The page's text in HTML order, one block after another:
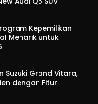
Kepemilikan
Menarik untuk
Suzuki Grand Vitara,
dengan Fitur